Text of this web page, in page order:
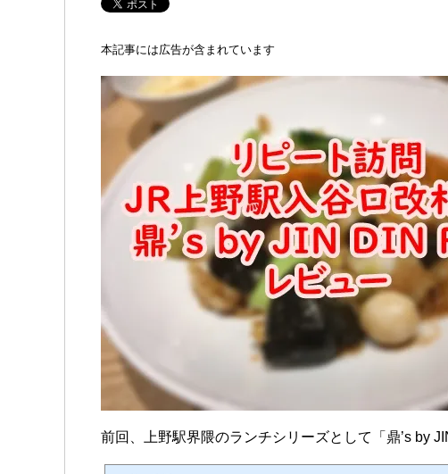
本記事には広告が含まれています
前回、上野駅界隈のランチシリーズとして「鼎’s by